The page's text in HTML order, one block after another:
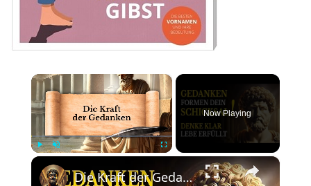
×
Now Playing
×
Die Kraft der Gedanken: Der stoische Weg zur Erfüllung!